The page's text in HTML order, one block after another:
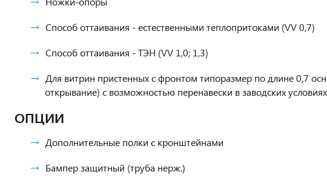
Способ оттаивания - естественными теплопритоками (VV 0,7)
Способ оттаивания - ТЭН (VV 1,0; 1,3)
Для витрин пристенных с фронтом типоразмер по длине 0,7
открывание) с возможностью перенавески в заводских условиях
ОПЦИИ
Дополнительные полки с кронштейнами
Бампер защитный (труба нерж.)